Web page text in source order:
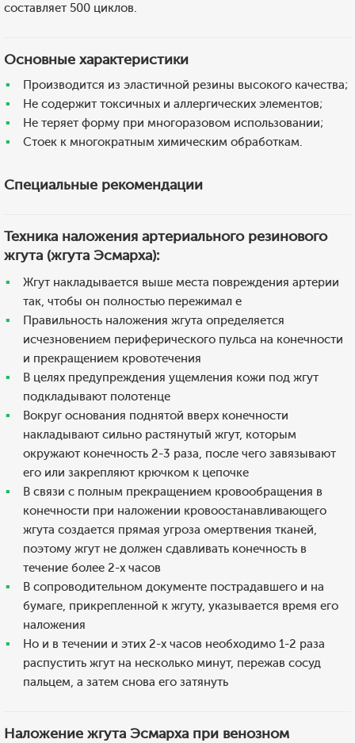
составляет 500 циклов.
Основные характеристики
Производится из эластичной резины высокого качества;
Не содержит токсичных и аллергических элементов;
Не теряет форму при многоразовом использовании;
Стоек к многократным химическим обработкам.
Специальные рекомендации
Техника наложения артериального резинового
жгута (жгута Эсмарха):
Жгут накладывается выше места повреждения артерии
так, чтобы он полностью пережимал е
Правильность наложения жгута определяется
исчезновением периферического пульса на конечности
и прекращением кровотечения
В целях предупреждения ущемления кожи под жгут
подкладывают полотенце
Вокруг основания поднятой вверх конечности
накладывают сильно растянутый жгут, которым
окружают конечность 2-3 раза, после чего завязывают
его или закрепляют крючком к цепочке
В связи с полным прекращением кровообращения в
конечности при наложении кровоостанавливающего
жгута создается прямая угроза омертвения тканей,
поэтому жгут не должен сдавливать конечность в
течение более 2-х часов
В сопроводительном документе пострадавшего и на
бумаге, прикрепленной к жгуту, указывается время его
наложения
Но и в течении и этих 2-х часов необходимо 1-2 раза
распустить жгут на несколько минут, пережав сосуд
пальцем, а затем снова его затянуть
Наложение жгута Эсмарха при венозном